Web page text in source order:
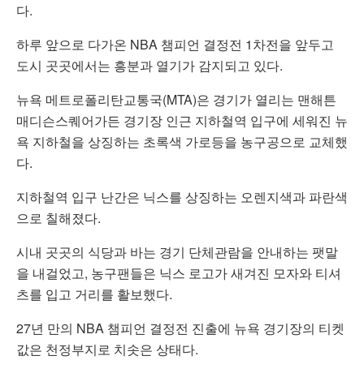
다.
하루 앞으로 다가온 NBA 챔피언 결정전 1차전을 앞두고
도시 곳곳에서는 흥분과 열기가 감지되고 있다.
뉴욕 메트로폴리탄교통국(MTA)은 경기가 열리는 맨해튼
매디슨스퀘어가든 경기장 인근 지하철역 입구에 세워진 뉴
욕 지하철을 상징하는 초록색 가로등을 농구공으로 교체했
다.
지하철역 입구 난간은 닉스를 상징하는 오렌지색과 파란색
으로 칠해졌다.
시내 곳곳의 식당과 바는 경기 단체관람을 안내하는 팻말
을 내걸었고, 농구팬들은 닉스 로고가 새겨진 모자와 티셔
츠를 입고 거리를 활보했다.
27년 만의 NBA 챔피언 결정전 진출에 뉴욕 경기장의 티켓
값은 천정부지로 치솟은 상태다.